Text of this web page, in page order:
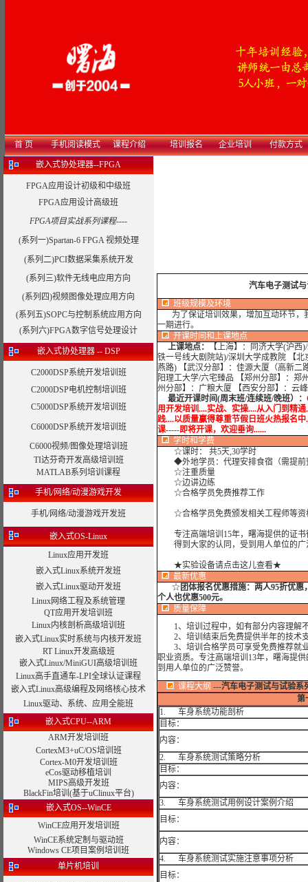
首 页 手机阅读模式 课程介绍 培训报名 企业培训 付款方式
嵌入式协处理器--FPGA
FPGA应用设计初级和中级班
FPGA应用设计高级班
FPGA项目实战系列课程----
(系列一)Spartan-6 FPGA 视频处理
(系列二)PCI数据采集系统开发
(系列三)软件无线电应用方向
(系列四)视频图像处理应用方向
(系列五)SOPC与控制系统应用方向
(系列六)FPGA数字信号处理设计
嵌入式协处理器 -- DSP
C2000DSP系统开发培训班
C2000DSP电机控制培训班
C5000DSP系统开发培训班
C6000DSP系统开发培训班
C6000视频/图像处理培训班
TI达芬奇开发高级培训班
MATLAB系列培训课程
手机/网络/动漫游戏开发
手机/网络/动漫游戏开发班
嵌入式OS-Linux
Linux应用开发班
嵌入式Linux系统开发班
嵌入式Linux驱动开发班
Linux网络工程及系统管理
QT应用开发培训班
Linux内核剖析高级培训班
嵌入式Linux实时系统与内核开发班
RT Linux开发高级班
嵌入式Linux/MiniGUI高级培训班
Linux高手直通车-LPI全球认证课程
嵌入式Linux高级编程及网络核心技术
Linux驱动、系统、应用全能班
嵌入式CPU--ARM
ARM开发培训班
CortexM3+uC/OS培训班
Cortex-M0开发培训班
eCos驱动移植培训
MIPS高级开发班
BlackFin培训(基于uClinux平台)
嵌入式OS--WinCE
WinCE应用开发培训班
WinCE系统定制与驱动班
Windows CE项目案例培训班
单片机培训
汽车电子测试
班级规模及环境
为了保证培训效果，增加互动环节，
一期进行。
开课时间和上课地点
上课地点：
【上海】：同济大学(沪
铁一号线大剧院站)/深圳大学成教院 【
燕路) 【武汉分部】：佳源大厦（高新二
阳理工大学/六宅臻品 【郑州分部】：郑
州分部】：广粮大厦 【西安分部】：云
最近开课时间(周末班/连续班/晚班）：
用开发培训....实战、实操....从入门到精
践....以质量赢得尊重节假日班火热报名
课-----即将开课，欢迎垂询......
学时和学费
☆课时： 共5天,30学时
◆外地学员：代理安排食宿（需提前
☆注重质量
☆边讲边练
☆合格学员免费推荐工作
☆合格学员免费颁发相关工程师等资
专注高端培训15年，曙海提供的证书
得到大家的认同，受到用人单位的广
★实验设备请点击这儿查看★
最新优惠
☆ 团体报名优惠措施： 两人95折优惠
个人也优惠500元。
质量保障
1、培训过程中，如有部分内容理解
2、培训结束后免费提供半年的技术
3、培训合格学员可享受免费推荐就
职业资质。专注高端培训13年，曙海提
到用人单位的广泛赞誉。
课程大纲 ---汽车电子测试与试验
第
1. 车身系统功能剖析
目标：
内容：
2. 车身系统测试策略分析
目标：
内容：
3. 车身系统测试用例设计案例介绍
目标：
内容：
4. 车身系统测试实施注意事项分析
目标：